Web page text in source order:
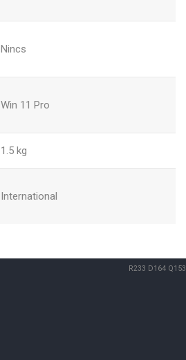
Nincs
Win 11 Pro
1.5 kg
International
R233 D164 Q153